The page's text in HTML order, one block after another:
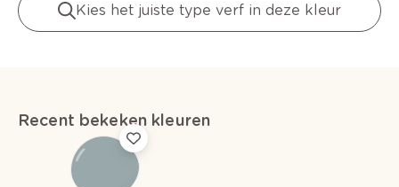
Kies het juiste type verf in deze kleur
Recent bekeken kleuren